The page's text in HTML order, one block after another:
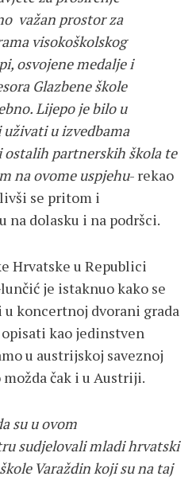
važan prostor za
visokoškolskog
osvojene medalje i
Glazbene škole
Lijepo je bilo u
u izvedbama
ostalih partnerskih škola te
na ovome uspjehu- rekao
se pritom i
na dolasku i na podršci.
Hrvatske u Republici
je istaknuo kako se
koncertnoj dvorani grada
kao jedinstven
u austrijskoj saveznoj
čak i u Austriji.
su u ovom
sudjelovali mladi hrvatski
Varaždin koji su na taj